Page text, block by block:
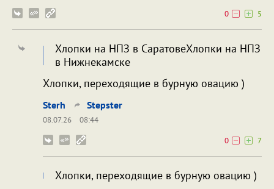
0
5
Хлопки на НПЗ в СаратовеХлопки на НПЗ
в Нижнекамске
Хлопки, переходящие в бурную овацию )
Sterh Stepster
08.07.26
08:44
0
7
Хлопки, переходящие в бурную овацию )